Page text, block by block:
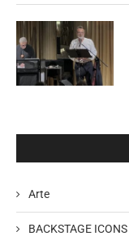
Arte
BACKSTAGE ICONS